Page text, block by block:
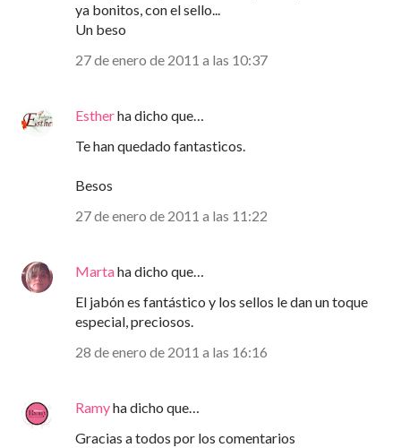
ya bonitos, con el sello...
Un beso
27 de enero de 2011 a las 10:37
Estherha dicho que…
Te han quedado fantasticos.
Besos
27 de enero de 2011 a las 11:22
Martaha dicho que…
El jabón es fantástico y los sellos le dan un toque
especial, preciosos.
28 de enero de 2011 a las 16:16
Ramyha dicho que…
Gracias a todos por los comentarios